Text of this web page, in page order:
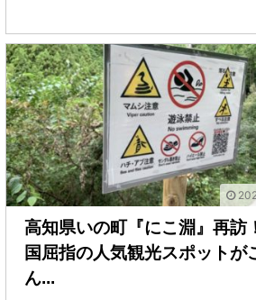
高知県いの町『にこ淵』再訪
国屈指の人気観光スポットが
ん...